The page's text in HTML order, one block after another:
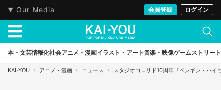
Our Media 会員登録 ログイン
本・文芸情報化社会アニメ・漫画イラスト・アート音楽・映像ゲームストリート
KAI-YOU アニメ・漫画 ニュース スタジオコロリド10周年『ペンギン・ハイ